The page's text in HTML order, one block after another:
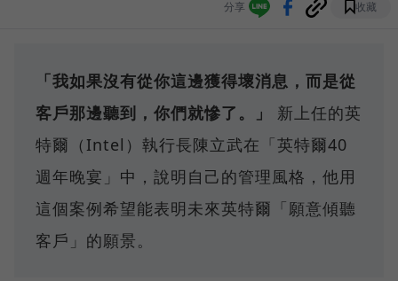
分享 收藏
「我如果沒有從你這邊獲得壞消息，而是從
客戶那邊聽到，你們就慘了。」
新上任的英
特爾（Intel）執行長陳立武在「英特爾40
週年晚宴」中，說明自己的管理風格，他用
這個案例希望能表明未來英特爾「願意傾聽
客戶」的願景。